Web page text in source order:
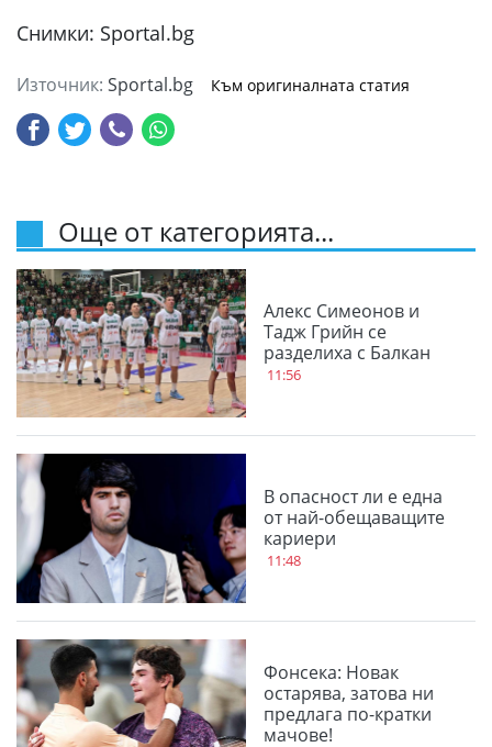
Снимки: Sportal.bg
Източник: Sportal.bg Към оригиналната статия
Още от категорията...
Алекс Симеонов и
Тадж Грийн се
разделиха с Балкан
11:56
В опасност ли е една
от най-обещаващите
кариери
11:48
Фонсека: Новак
остарява, затова ни
предлага по-кратки
мачове!